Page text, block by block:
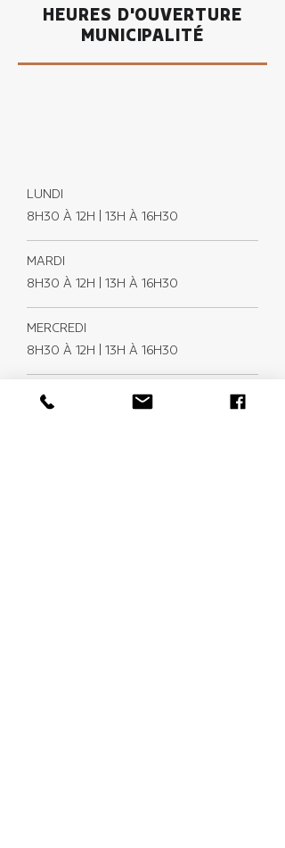
HEURES D'OUVERTURE
MUNICIPALITÉ
LUNDI
8H30 À 12H | 13H À 16H30
MARDI
8H30 À 12H | 13H À 16H30
MERCREDI
8H30 À 12H | 13H À 16H30
JEUDI